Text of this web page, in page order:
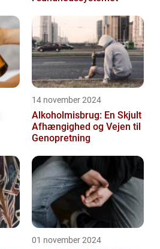
14 november 2024
Alkoholmisbrug: En Skjult
Afhængighed og Vejen til
Genopretning
01 november 2024